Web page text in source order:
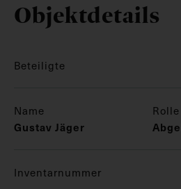
Objektdetails
Beteiligte
Name Rolle
Gustav Jäger
Inventarnummer